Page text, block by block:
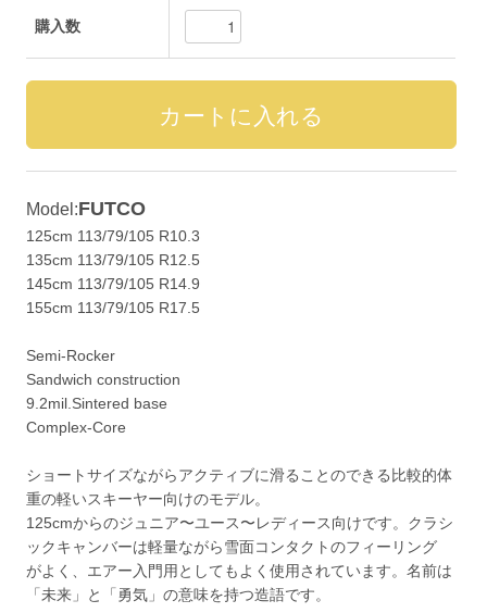
購入数
Model:FUTCO
125cm 113/79/105 R10.3
135cm 113/79/105 R12.5
145cm 113/79/105 R14.9
155cm 113/79/105 R17.5
Semi-Rocker
Sandwich construction
9.2mil.Sintered base
Complex-Core
ショートサイズながらアクティブに滑ることのできる比較的体
重の軽いスキーヤー向けのモデル。
125cmからのジュニア〜ユース〜レディース向けです。クラシ
ックキャンバーは軽量ながら雪面コンタクトのフィーリング
がよく、エアー入門用としてもよく使用されています。名前は
「未来」と「勇気」の意味を持つ造語です。